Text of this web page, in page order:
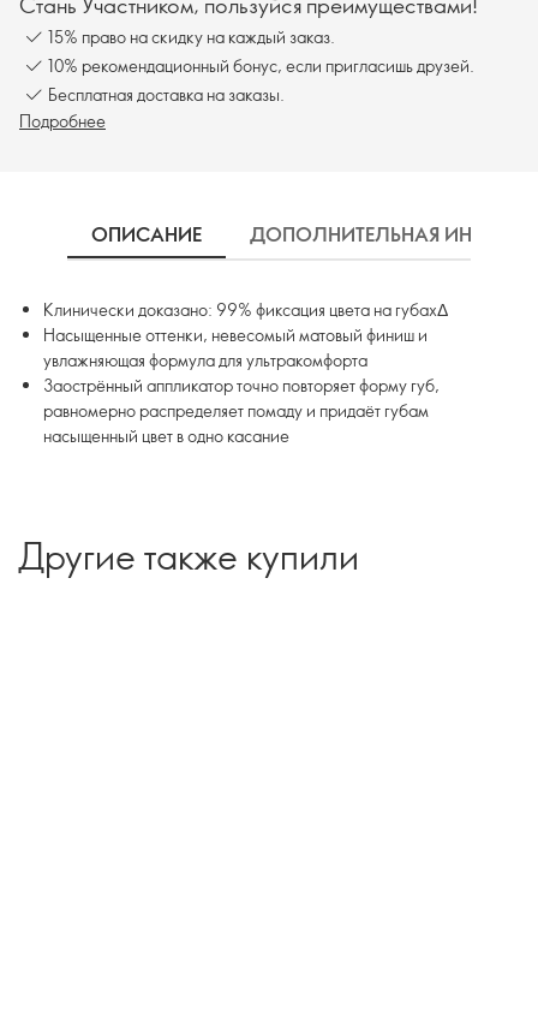
15% право на скидку на каждый заказ.
10% рекомендационный бонус, если пригласишь друзей.
Бесплатная доставка на заказы.
Подробнее
ОПИСАНИЕ ДОПОЛНИТЕЛЬНАЯ
Клинически доказано: 99% фиксация цвета на губахΔ
Насыщенные оттенки, невесомый матовый финиш и
увлажняющая формула для ультракомфорта
Заострённый аппликатор точно повторяет форму губ,
равномерно распределяет помаду и придаёт губам
насыщенный цвет в одно касание
Другие также купили